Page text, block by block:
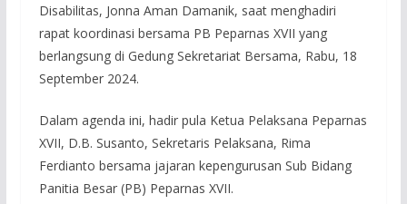
Disabilitas, Jonna Aman Damanik, saat menghadiri
rapat koordinasi bersama PB Peparnas XVII yang
berlangsung di Gedung Sekretariat Bersama, Rabu, 18
September 2024.
Dalam agenda ini, hadir pula Ketua Pelaksana Peparnas
XVII, D.B. Susanto, Sekretaris Pelaksana, Rima
Ferdianto bersama jajaran kepengurusan Sub Bidang
Panitia Besar (PB) Peparnas XVII.